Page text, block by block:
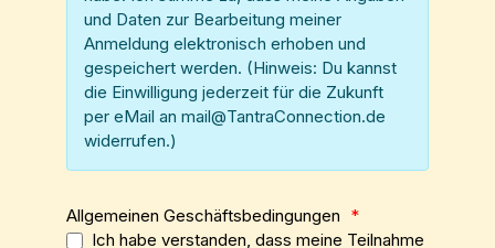
und Daten zur Bearbeitung meiner
Anmeldung elektronisch erhoben und
gespeichert werden. (Hinweis: Du kannst
die Einwilligung jederzeit für die Zukunft
per eMail an mail@TantraConnection.de
widerrufen.)
Allgemeinen Geschäftsbedingungen *
Ich habe verstanden, dass meine Teilnahme